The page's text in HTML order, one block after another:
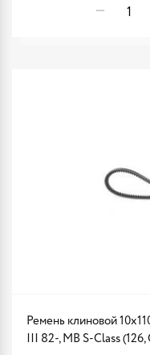
Ремень клиновой
III 82-, MB S-Class